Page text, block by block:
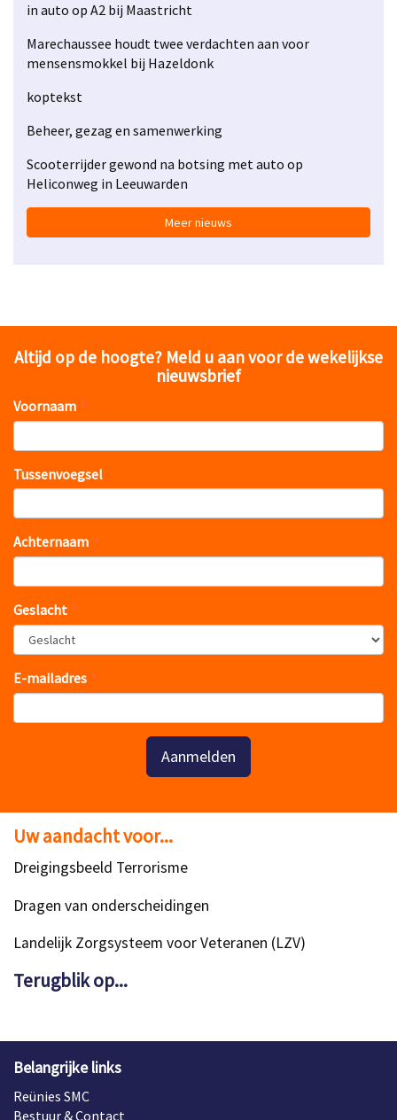
in auto op A2 bij Maastricht
Marechaussee houdt twee verdachten aan voor
mensensmokkel bij Hazeldonk
koptekst
Beheer, gezag en samenwerking
Scooterrijder gewond na botsing met auto op
Heliconweg in Leeuwarden
Meer nieuws
Altijd op de hoogte? Meld u aan voor de wekelijkse
nieuwsbrief
Voornaam
Tussenvoegsel
Achternaam
Geslacht
E-mailadres
Aanmelden
Uw aandacht voor...
Dreigingsbeeld Terrorisme
Dragen van onderscheidingen
Landelijk Zorgsysteem voor Veteranen (LZV)
Terugblik op...
Belangrijke links
Reünies SMC
Bestuur & Contact